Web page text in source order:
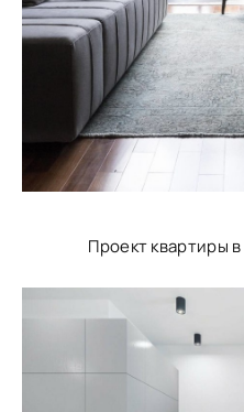
Проект квартиры